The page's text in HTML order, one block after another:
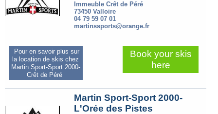
Immeuble Crêt de Péré
73450 Valloire
04 79 59 07 01
martinssports@orange.fr
Pour en savoir plus sur
la location de skis chez
Martin Sport-Sport 2000-
Crêt de Péré
Book your skis
here
Martin Sport-Sport 2000-
L'Orée des Pistes